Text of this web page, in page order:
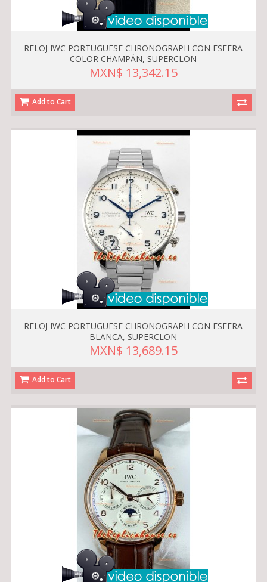
RELOJ IWC PORTUGUESE CHRONOGRAPH CON ESFERA
COLOR CHAMPÁN, SUPERCLON
MXN$ 13,342.15
Add to Cart
RELOJ IWC PORTUGUESE CHRONOGRAPH CON ESFERA
BLANCA, SUPERCLON
MXN$ 13,689.15
Add to Cart